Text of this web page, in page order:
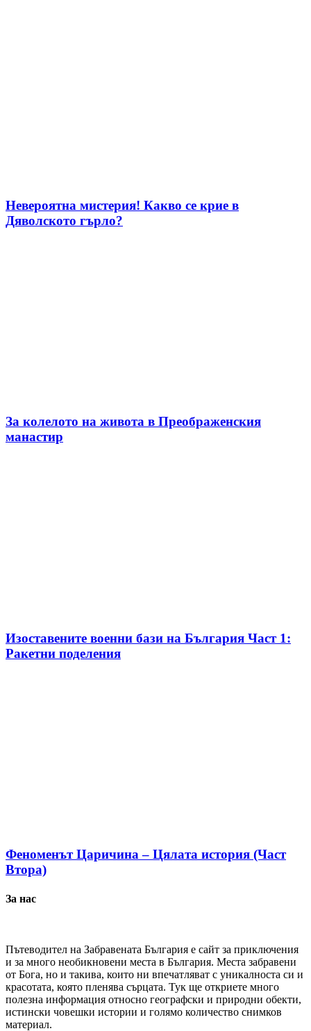
Невероятна мистерия! Какво се крие в
Дяволското гърло?
За колелото на живота в Преображенския
манастир
Изоставените военни бази на България Част 1:
Ракетни поделения
Феноменът Царичина – Цялата история (Част
Втора)
За нас
Пътеводител на Забравената България е сайт за приключения
и за много необикновени места в България. Места забравени
от Бога, но и такива, които ни впечатляват с уникалноста си и
красотата, която пленява сърцата. Тук ще откриете много
полезна информация относно географски и природни обекти,
истински човешки истории и голямо количество снимков
материал.